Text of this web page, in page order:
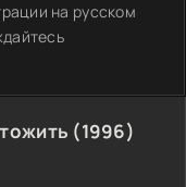
на русском
(1996)